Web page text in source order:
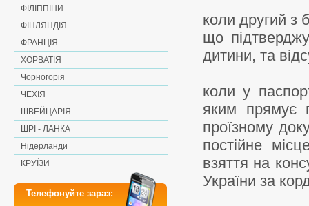
ФІЛІППІНИ
ФІНЛЯНДІЯ
ФРАНЦІЯ
ХОРВАТІЯ
Чорногорія
ЧЕХІЯ
ШВЕЙЦАРІЯ
ШРІ - ЛАНКА
Нідерланди
КРУЇЗИ
Телефонуйте зараз:
коли другий з
що
дитини, та
коли у
яким прямує
проїзному
постійне
взяття на
України за